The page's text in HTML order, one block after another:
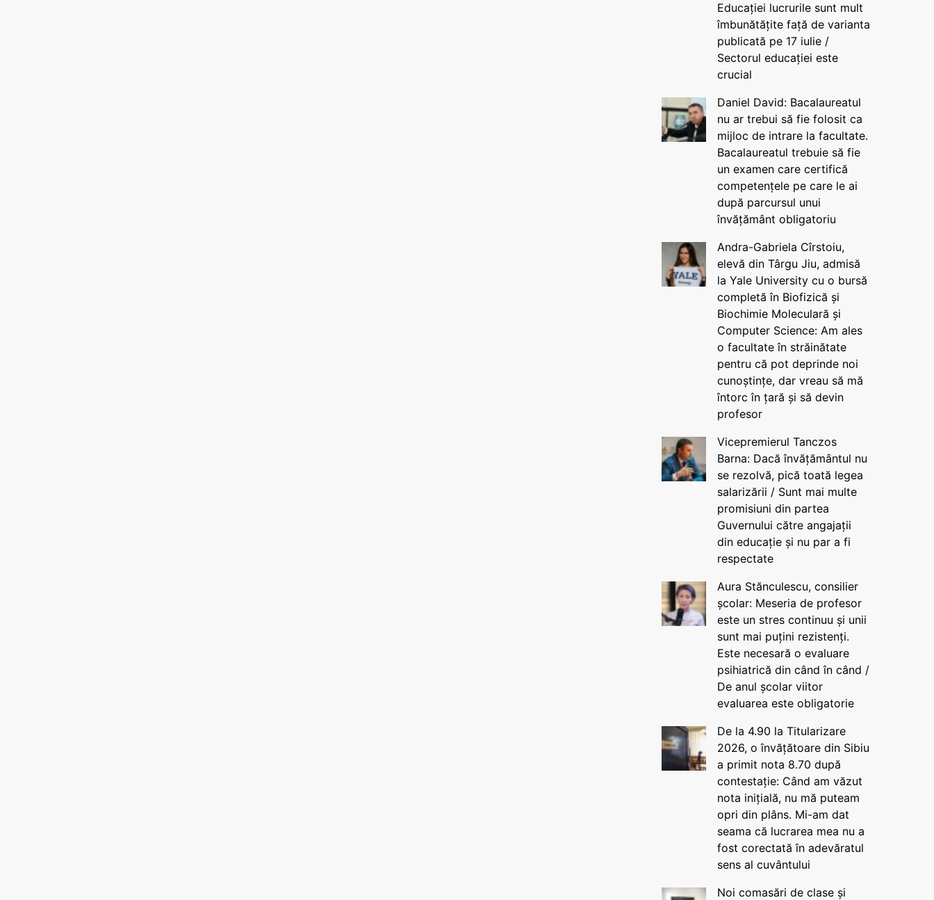
Educației lucrurile sunt mult
îmbunătățite față de varianta
publicată pe 17 iulie /
Sectorul educației este
crucial
Daniel David: Bacalaureatul
nu ar trebui să fie folosit ca
mijloc de intrare la facultate.
Bacalaureatul trebuie să fie
un examen care certifică
competențele pe care le ai
după parcursul unui
învățământ obligatoriu
Andra-Gabriela Cîrstoiu,
elevă din Târgu Jiu, admisă
la Yale University cu o bursă
completă în Biofizică și
Biochimie Moleculară și
Computer Science: Am ales
o facultate în străinătate
pentru că pot deprinde noi
cunoștințe, dar vreau să mă
întorc în țară și să devin
profesor
Vicepremierul Tanczos
Barna: Dacă învățământul nu
se rezolvă, pică toată legea
salarizării / Sunt mai multe
promisiuni din partea
Guvernului către angajații
din educație și nu par a fi
respectate
Aura Stănculescu, consilier
școlar: Meseria de profesor
este un stres continuu și unii
sunt mai puțini rezistenți.
Este necesară o evaluare
psihiatrică din când în când /
De anul școlar viitor
evaluarea este obligatorie
De la 4.90 la Titularizare
2026, o învățătoare din Sibiu
a primit nota 8.70 după
contestație: Când am văzut
nota inițială, nu mă puteam
opri din plâns. Mi-am dat
seama că lucrarea mea nu a
fost corectată în adevăratul
sens al cuvântului
Noi comasări de clase și